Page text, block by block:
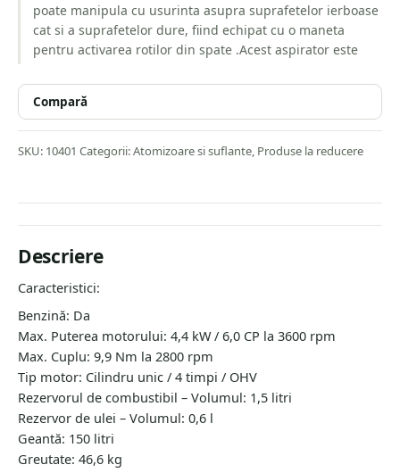
poate manipula cu usurinta asupra suprafetelor ierboase
cat si a suprafetelor dure, fiind echipat cu o maneta
pentru activarea rotilor din spate .Acest aspirator este
de 173 cmc si 6 CP. Turbuna de otel pozitionata pe
orizontala a facut crearea unei masini puternice dar in
acelasi timp usoare si eficiente. Aspiratorul are o duza
frontala cu latimea de lucru de 58 cm pentru a colecta
o perie de sarma rotativa pentru curatarea gazonului,
aceste perii fiind prevazute cu o maneta pentru actionare
si schimbarea de directie a rotatiei.Aspiratorul este
echipat cu un furtun auxiliar pentru suflarea sau
aspirarea gunoiului din locuri greu accesibile si un sac de
Compară
SKU: 10401 Categorii:Atomizoare si suflante, Produse la reducere
Descriere
Caracteristici:
Benzină: Da
Max. Puterea motorului: 4,4 kW / 6,0 CP la 3600 rpm
Max. Cuplu: 9,9 Nm la 2800 rpm
Tip motor: Cilindru unic / 4 timpi / OHV
Rezervorul de combustibil – Volumul: 1,5 litri
Rezervor de ulei – Volumul: 0,6 l
Geantă: 150 litri
Greutate: 46,6 kg